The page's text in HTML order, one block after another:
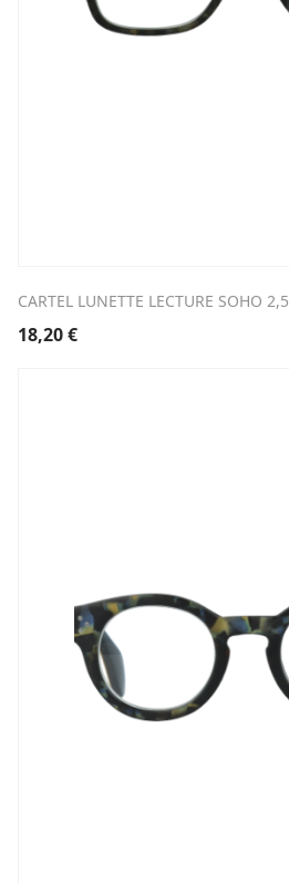
CARTEL LUNETTE LECTURE SOHO 2,5
18,20€